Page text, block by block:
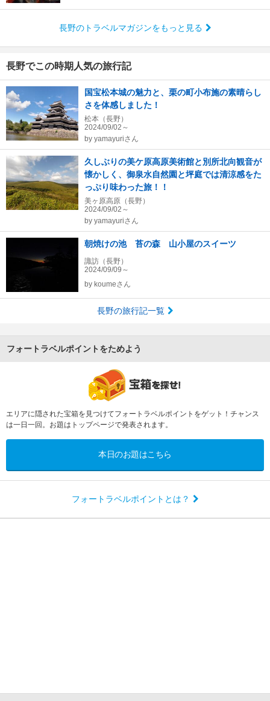
長野のトラベルマガジンをもっと見る
長野でこの時期人気の旅行記
国宝松本城の魅力と、栗の町小布施の素晴らし
さを体感しました！
松本（長野）
2024/09/02～
by yamayuriさん
久しぶりの美ケ原高原美術館と別所北向観音が
懐かしく、御泉水自然園と坪庭では清涼感をた
っぷり味わった旅！！
美ヶ原高原（長野）
2024/09/02～
by yamayuriさん
朝焼けの池 苔の森 山小屋のスイーツ
諏訪（長野）
2024/09/09～
by koumeさん
長野の旅行記一覧
フォートラベルポイントをためよう
エリアに隠された宝箱を見つけてフォートラベルポイントをゲット！チャンス
は一日一回。お題はトップページで発表されます。
本日のお題はこちら
フォートラベルポイントとは？